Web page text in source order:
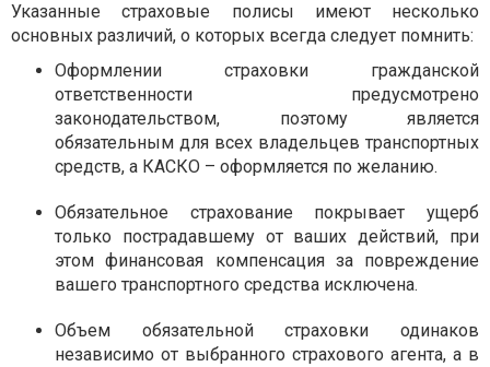
Указанные страховые полисы имеют несколько
основных различий, о которых всегда следует помнить:
Оформлении страховки гражданской
ответственности предусмотрено
законодательством, поэтому является
обязательным для всех владельцев транспортных
средств, а КАСКО – оформляется по желанию.
Обязательное страхование покрывает ущерб
только пострадавшему от ваших действий, при
этом финансовая компенсация за повреждение
вашего транспортного средства исключена.
Объем обязательной страховки одинаков
независимо от выбранного страхового агента, а в